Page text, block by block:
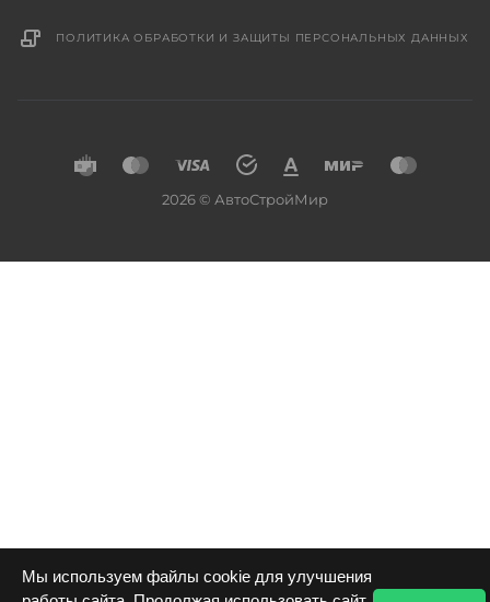
ПОЛИТИКА ОБРАБОТКИ И ЗАЩИТЫ ПЕРСОНАЛЬНЫХ ДАННЫХ
2026 © АвтоСтройМир
Мы используем файлы cookie для улучшения